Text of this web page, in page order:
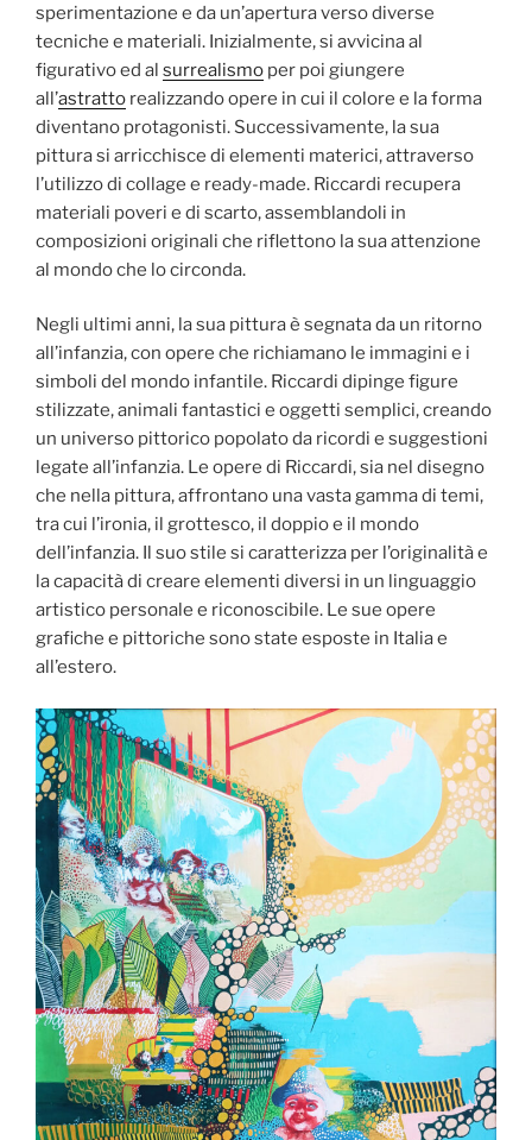
sperimentazione e da un’apertura verso diverse
tecniche e materiali. Inizialmente, si avvicina al
figurativo ed al surrealismo per poi giungere
all’astratto realizzando opere in cui il colore e la forma
diventano protagonisti. Successivamente, la sua
pittura si arricchisce di elementi materici, attraverso
l’utilizzo di collage e ready-made. Riccardi recupera
materiali poveri e di scarto, assemblandoli in
composizioni originali che riflettono la sua attenzione
al mondo che lo circonda.
Negli ultimi anni, la sua pittura è segnata da un ritorno
all’infanzia, con opere che richiamano le immagini e i
simboli del mondo infantile. Riccardi dipinge figure
stilizzate, animali fantastici e oggetti semplici, creando
un universo pittorico popolato da ricordi e suggestioni
legate all’infanzia. Le opere di Riccardi, sia nel disegno
che nella pittura, affrontano una vasta gamma di temi,
tra cui l’ironia, il grottesco, il doppio e il mondo
dell’infanzia. Il suo stile si caratterizza per l’originalità e
la capacità di creare elementi diversi in un linguaggio
artistico personale e riconoscibile. Le sue opere
grafiche e pittoriche sono state esposte in Italia e
all’estero.